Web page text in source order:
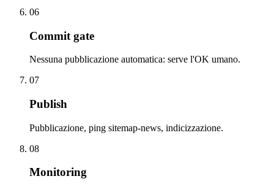
06
Commit gate
Nessuna pubblicazione automatica: serve l'OK umano.
07
Publish
Pubblicazione, ping sitemap-news, indicizzazione.
08
Monitoring